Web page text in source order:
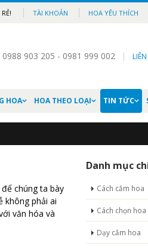
TÀI KHOẢN HOA YÊU THÍCH
0988 903 205 - 0981 999 002
HOA HOA THEO LOẠI TIN TỨC
chúng ta bày
không phải ai
văn hóa và
Danh mục
Cách cắm hoa
Cách chọn
Dạy cắm hoa